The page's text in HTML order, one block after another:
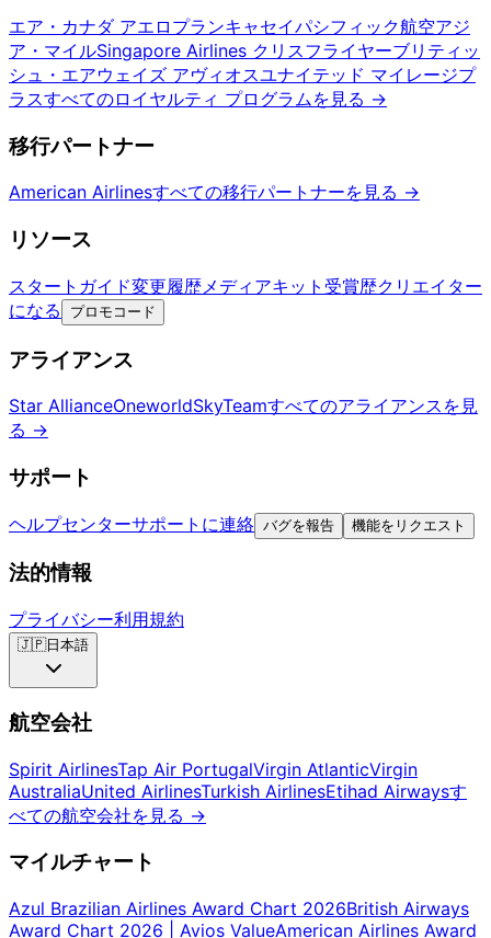
エア・カナダ アエロプランキャセイパシフィック航空アジ
ア・マイルSingapore Airlines クリスフライヤーブリティッ
シュ・エアウェイズ アヴィオスユナイテッド マイレージプ
ラスすべてのロイヤルティ プログラムを見る →
移行パートナー
American Airlinesすべての移行パートナーを見る →
リソース
スタートガイド変更履歴 メディアキット 受賞歴クリエイター
になる
プロモコード
アライアンス
Star AllianceOneworldSkyTeamすべてのアライアンスを見
る →
サポート
ヘルプセンターサポートに連絡 バグを報告 機能をリクエスト
法的情報
プライバシー利用規約
🇯🇵日本語
航空会社
Spirit AirlinesTap Air PortugalVirgin AtlanticVirgin
AustraliaUnited AirlinesTurkish AirlinesEtihad Airwaysす
べての航空会社を見る →
マイルチャート
Azul Brazilian Airlines Award Chart 2026British Airways
Award Chart 2026 | Avios ValueAmerican Airlines Award